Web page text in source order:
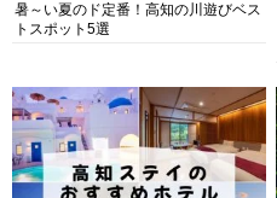
暑～い夏のド定番！高知の川遊びベス
トスポット5選